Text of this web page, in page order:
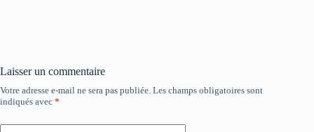
Laisser un commentaire
Votre adresse e-mail ne sera pas publiée. Les champs obligatoires sont
indiqués avec *